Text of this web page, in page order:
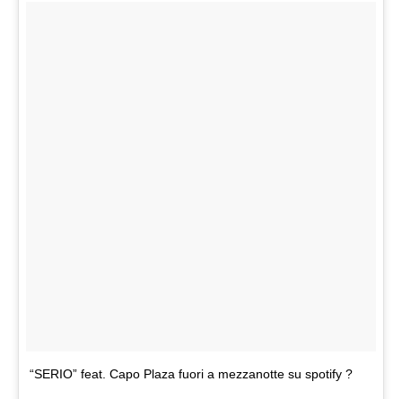
“SERIO” feat. Capo Plaza fuori a mezzanotte su spotify ?